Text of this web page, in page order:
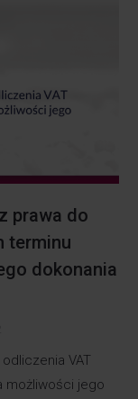
prawa do
terminu
dokonania
VAT
możliwości jego